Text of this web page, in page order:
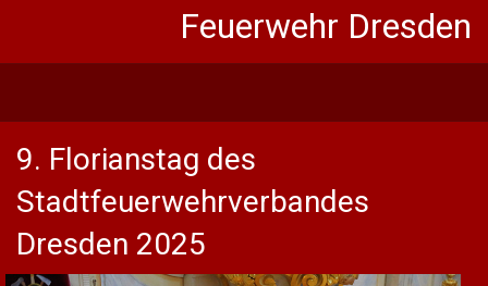
Feuerwehr Dresden
9. Florianstag des
Stadtfeuerwehrverbandes
Dresden 2025